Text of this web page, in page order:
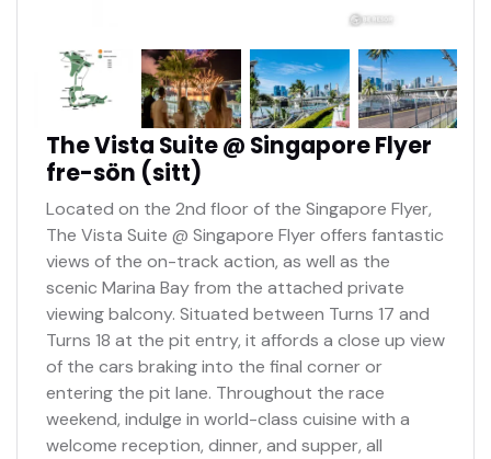
The Vista Suite @ Singapore Flyer
fre-sön (sitt)
Located on the 2nd floor of the Singapore Flyer,
The Vista Suite @ Singapore Flyer offers fantastic
views of the on-track action, as well as the
scenic Marina Bay from the attached private
viewing balcony. Situated between Turns 17 and
Turns 18 at the pit entry, it affords a close up view
of the cars braking into the final corner or
entering the pit lane. Throughout the race
weekend, indulge in world-class cuisine with a
welcome reception, dinner, and supper, all